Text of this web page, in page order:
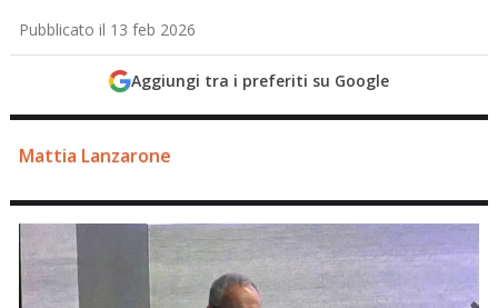
Pubblicato il 13 feb 2026
Aggiungi tra i preferiti su Google
Mattia Lanzarone